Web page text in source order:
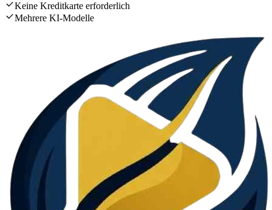
Keine Kreditkarte erforderlich
Mehrere KI-Modelle